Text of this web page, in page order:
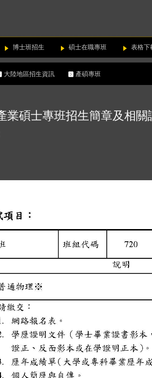
博士班招生 碩士在職專班 表格下
大陸地區招生資訊 產碩專班
業碩士專班招生簡章及相